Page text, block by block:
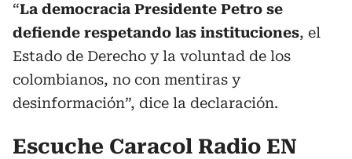
“La democracia Presidente Petro se
defiende respetando las instituciones, el
Estado de Derecho y la voluntad de los
colombianos, no con mentiras y
desinformación”, dice la declaración.
Escuche Caracol Radio EN